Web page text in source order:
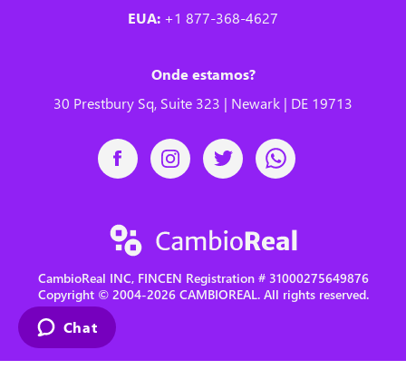
EUA: +1 877-368-4627
Onde estamos?
30 Prestbury Sq, Suite 323 | Newark | DE 19713
CambioReal INC, FINCEN Registration # 31000275649876
Copyright © 2004-2026 CAMBIOREAL. All rights reserved.
Chat